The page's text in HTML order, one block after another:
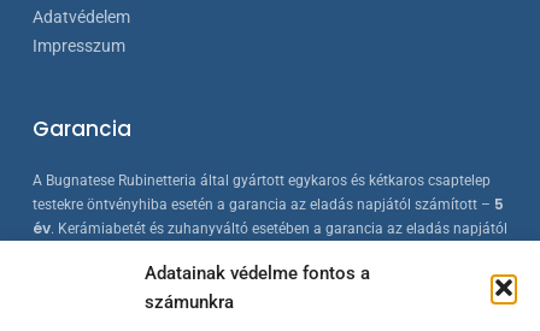
Adatainak védelme fontos a
számunkra
Adatvédelem
Impresszum
Garancia
A Bugnatese Rubinetteria által gyártott egykaros és kétkaros csaptelep
testekre öntvényhiba esetén a garancia az eladás napjától számított – 5
év. Kerámiabetét és zuhanyváltó esetében a garancia az eladás napjától
szabványokkal összhangban készülnek, folyamatos minőség-ellenőrzés